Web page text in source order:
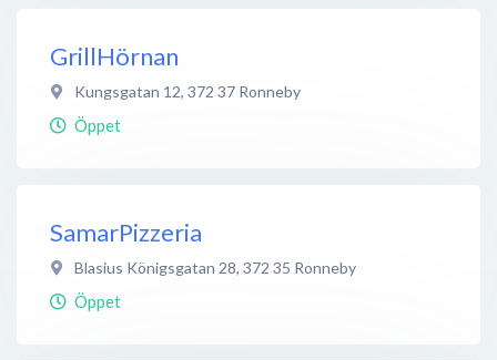
GrillHörnan
Kungsgatan 12, 372 37 Ronneby
Öppet
SamarPizzeria
Blasius Königsgatan 28, 372 35 Ronneby
Öppet